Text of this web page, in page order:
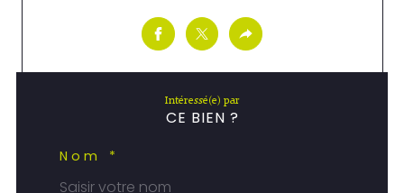
Intéressé(e) par
CE BIEN ?
Nom *